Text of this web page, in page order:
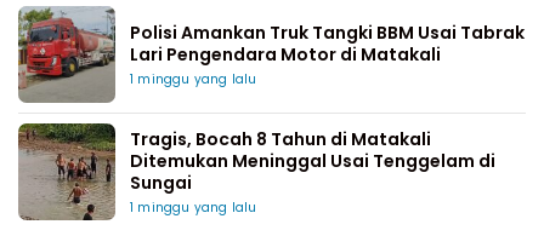
Polisi Amankan Truk Tangki BBM Usai Tabrak
Lari Pengendara Motor di Matakali
1 minggu yang lalu
Tragis, Bocah 8 Tahun di Matakali
Ditemukan Meninggal Usai Tenggelam di
Sungai
1 minggu yang lalu